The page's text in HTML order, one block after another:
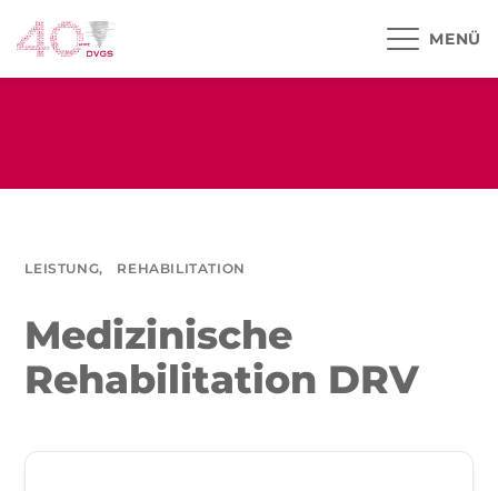
LEISTUNG, REHABILITATION
Medizinische
Rehabilitation DRV
MENÜ